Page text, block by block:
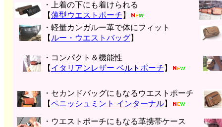
・上着の下にも着けられる
【薄型ウエストポーチ 】
・軽量カンガルー革で体にフィット
【 ルー・ウエストバッグ】
・コンパクト＆機能性
【 イタリアンレザー ベルトポーチ 】
・セカンドバッグにもなるウエストポーチ
【ペニッシュミント インターナル】
・ウエストポーチにもなる革携帯ケース